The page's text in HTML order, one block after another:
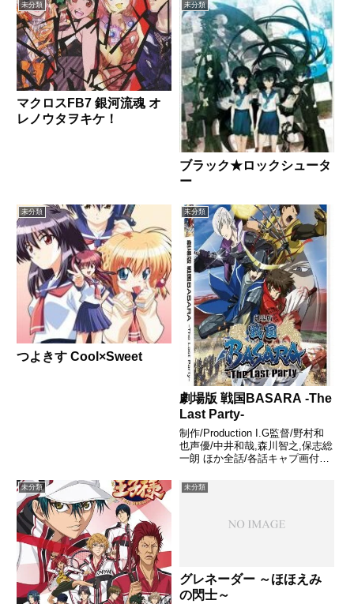
未分類
マクロスFB7 銀河流魂 オ
レノウタヲキケ！
未分類
ブラック★ロックシュータ
ー
未分類
つよきす Cool×Sweet
未分類
劇場版 戦国BASARA -The
Last Party-
制作/Production I.G監督/野村和
也声優/中井和哉,森川智之,保志総
一朗 ほか全話/各話キャプ画付き
割拠の戦国時代――。越後の軍
神・上杉謙信との雌雄を決するべ
武田信玄。...
未分類 未分類
グレネーダー ～ほほえみ
の閃士～